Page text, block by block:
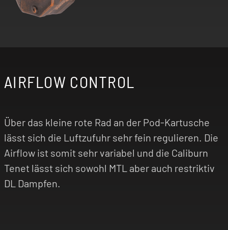
AIRFLOW CONTROL
Über das kleine rote Rad an der Pod-Kartusche
lässt sich die Luftzufuhr sehr fein regulieren. Die
Airflow ist somit sehr variabel und die Caliburn
Tenet lässt sich sowohl MTL aber auch restriktiv
DL Dampfen.